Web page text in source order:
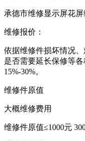
承德市维修显示屏花屏
维修报价：
依据维修件损坏情况
是否需要延长保修等
15%-30%。
维修件原值
大概维修费用
维修件原值≤1000元